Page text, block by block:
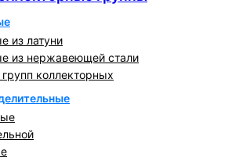
из латуни
из нержавеющей стали
коллекторных